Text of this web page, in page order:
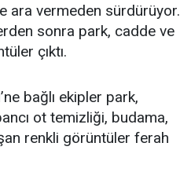
ara vermeden sürdürüyor.
sonra park, cadde ve
çıktı.
bağlı ekipler park,
ot temizliği, budama,
renkli görüntüler ferah